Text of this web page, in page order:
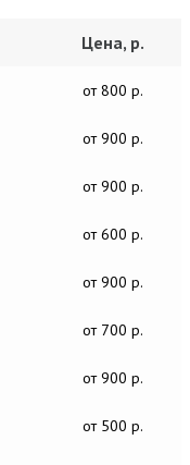
Цена, р.
от 800 р.
от 900 р.
от 900 р.
от 600 р.
от 900 р.
от 700 р.
от 900 р.
от 500 р.